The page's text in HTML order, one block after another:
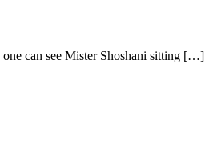
one can see Mister Shoshani sitting […]